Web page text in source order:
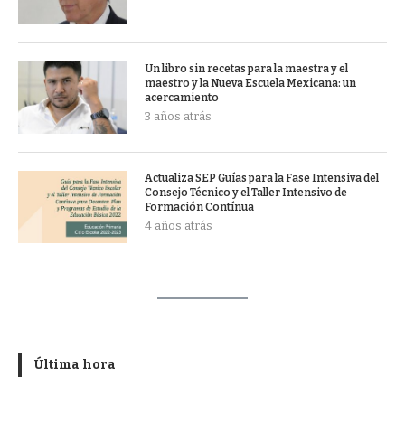
Un libro sin recetas para la maestra y el
maestro y la Nueva Escuela Mexicana: un
acercamiento
3 años atrás
Actualiza SEP Guías para la Fase Intensiva del
Consejo Técnico y el Taller Intensivo de
Formación Contínua
4 años atrás
Última hora